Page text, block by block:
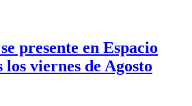
presente en Espacio
viernes de Agosto